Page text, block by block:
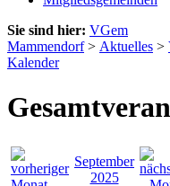
Sie sind hier: VGem
Mammendorf> Aktuelles >
Kalender
September
2025